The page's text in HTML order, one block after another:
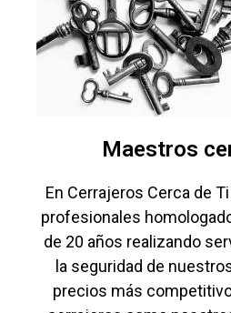
Maestros
En Cerrajeros Cerca de
profesionales
de 20 años realizando
la seguridad de
precios más